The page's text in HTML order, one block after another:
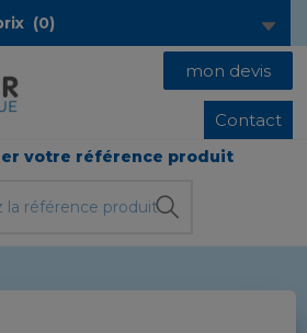
(0)
mon devis
Contact
votre référence produit